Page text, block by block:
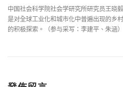
中国社会科学院社会学研究所研究员王晓
是对全球工业化和城市化中普遍出现的乡
的积极探索。（参与采写：李建平、朱涵）